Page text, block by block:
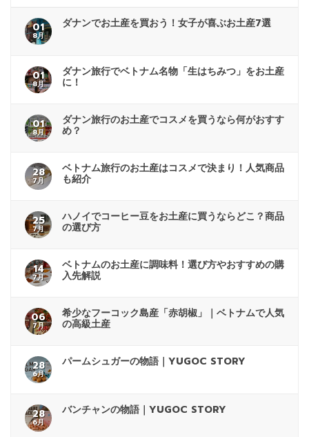
01
8月
ダナンでお土産を買おう！女子が喜ぶお土産7選
01
8月
ダナン旅行でベトナム名物「生はちみつ」をお土産
に！
01
8月
ダナン旅行のお土産でコスメを買うなら何がおすす
め？
28
7月
ベトナム旅行のお土産はコスメで決まり！人気商品
も紹介
25
7月
ハノイでコーヒー豆をお土産に買うならどこ？商品
の選び方
14
7月
ベトナムのお土産に調味料！選び方やおすすめの購
入先解説
06
7月
希少なフーコック島産「赤胡椒」｜ベトナムで人気
の高級土産
28
6月
パームシュガーの物語｜YUGOC STORY
28
6月
バンチャンの物語｜YUGOC STORY